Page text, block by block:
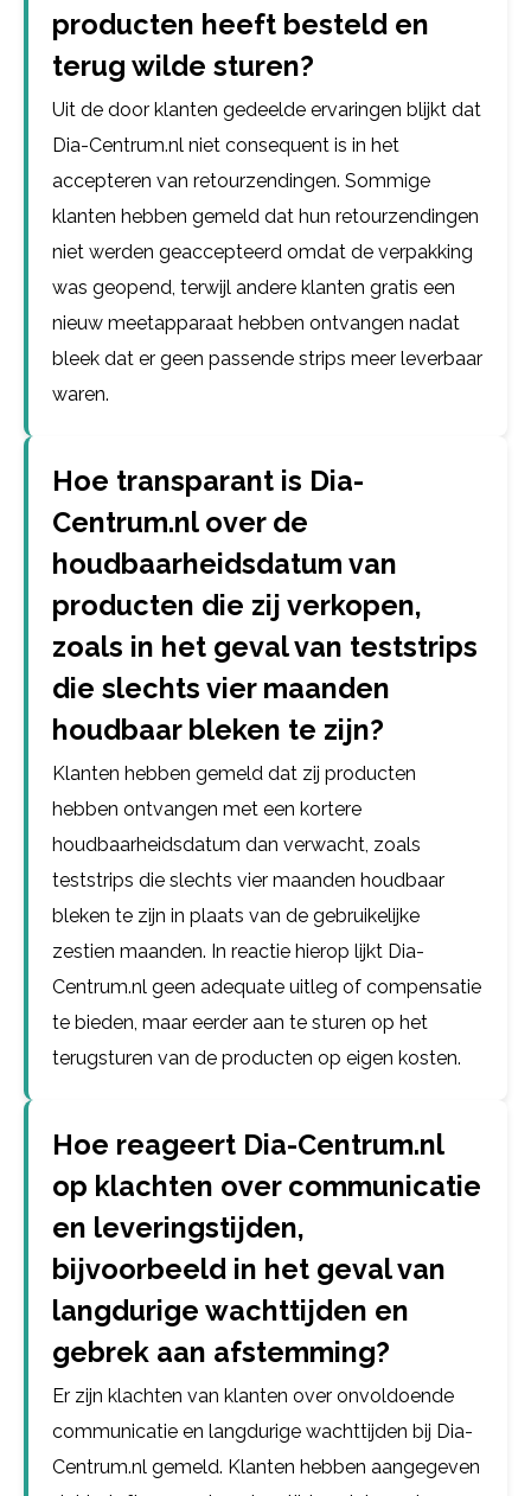
producten heeft besteld en
terug wilde sturen?
Uit de door klanten gedeelde ervaringen blijkt dat
Dia-Centrum.nl niet consequent is in het
accepteren van retourzendingen. Sommige
klanten hebben gemeld dat hun retourzendingen
niet werden geaccepteerd omdat de verpakking
was geopend, terwijl andere klanten gratis een
nieuw meetapparaat hebben ontvangen nadat
bleek dat er geen passende strips meer leverbaar
waren.
Hoe transparant is Dia-
Centrum.nl over de
houdbaarheidsdatum van
producten die zij verkopen,
zoals in het geval van teststrips
die slechts vier maanden
houdbaar bleken te zijn?
Klanten hebben gemeld dat zij producten
hebben ontvangen met een kortere
houdbaarheidsdatum dan verwacht, zoals
teststrips die slechts vier maanden houdbaar
bleken te zijn in plaats van de gebruikelijke
zestien maanden. In reactie hierop lijkt Dia-
Centrum.nl geen adequate uitleg of compensatie
te bieden, maar eerder aan te sturen op het
terugsturen van de producten op eigen kosten.
Hoe reageert Dia-Centrum.nl
op klachten over communicatie
en leveringstijden,
bijvoorbeeld in het geval van
langdurige wachttijden en
gebrek aan afstemming?
Er zijn klachten van klanten over onvoldoende
communicatie en langdurige wachttijden bij Dia-
Centrum.nl gemeld. Klanten hebben aangegeven